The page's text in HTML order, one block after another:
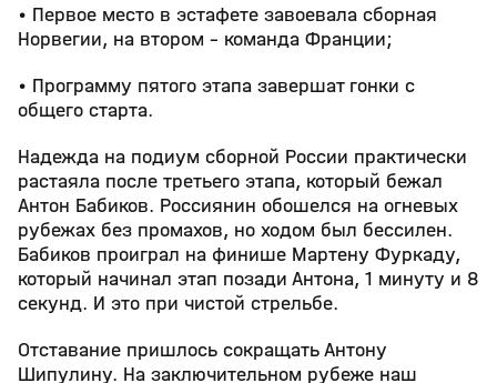
• Первое место в эстафете завоевала сборная
Норвегии, на втором - команда Франции;
• Программу пятого этапа завершат гонки с
общего старта.
Надежда на подиум сборной России практически
растаяла после третьего этапа, который бежал
Антон Бабиков. Россиянин обошелся на огневых
рубежах без промахов, но ходом был бессилен.
Бабиков проиграл на финише Мартену Фуркаду,
который начинал этап позади Антона, 1 минуту и 8
секунд. И это при чистой стрельбе.
Отставание пришлось сокращать Антону
Шипулину. На заключительном рубеже наш